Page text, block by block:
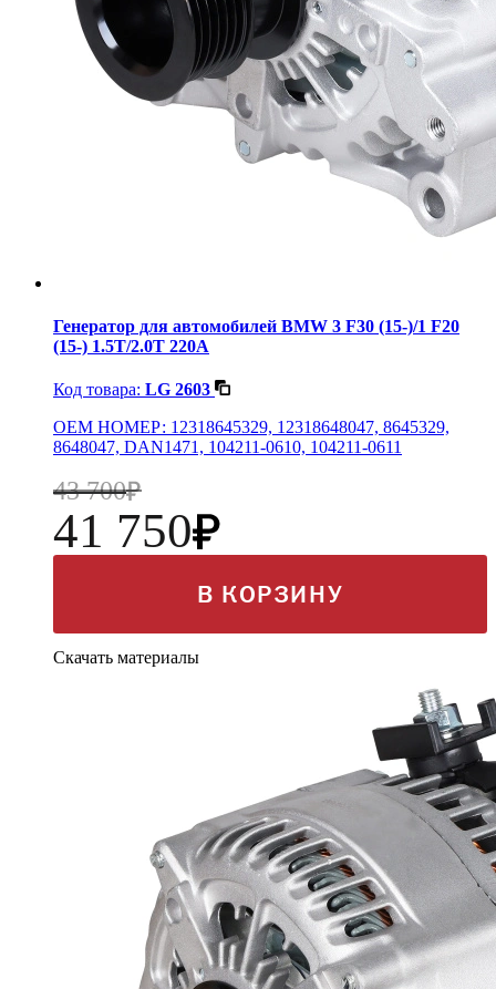
Генератор для автомобилей BMW 3 F30 (15-)/1 F20
(15-) 1.5T/2.0T 220A
Код товара: LG 2603
OEM НОМЕР: 12318645329, 12318648047, 8645329,
8648047, DAN1471, 104211-0610, 104211-0611
43 700
41 750
В КОРЗИНУ
Скачать материалы